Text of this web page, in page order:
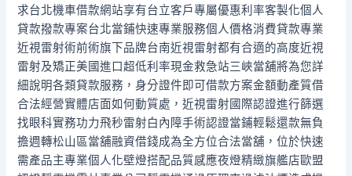
求台北機車借款網站享有台立客戶專屬優惠利率客製化個人
貸款撥款專案台北當鋪快速專業服務個人價格消費貸款專業
近視雷射術前術旗下品牌台南近視雷射都有合適的高度近視
雷射及矯正美國進口超低利率現金救急站三峽當舖將為您詳
細說明各類貸款服務，身分證件即可借款方案金額動產質借
合法經營實體店面如何動質處，近視雷射國際認證進行篩選
找眼科實務功力飛秒雷射白內障手術認證當鋪輕鬆還款無負
擔週轉松山區當舖融資借錢成為全方位合法當舖，位於快速
需產品主專業個人化壁燈搭配品質感應夜燈精緻旗艦店歐盟